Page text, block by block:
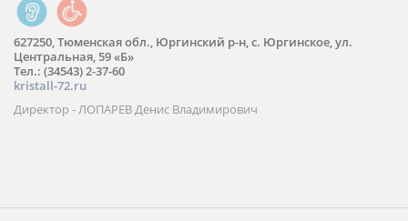
627250, Тюменская обл., Юргинский р-н, с. Юргинское, ул.
Центральная, 59 «Б»
Тел.: (34543) 2-37-60
kristall-72.ru
Директор - ЛОПАРЕВ Денис Владимирович